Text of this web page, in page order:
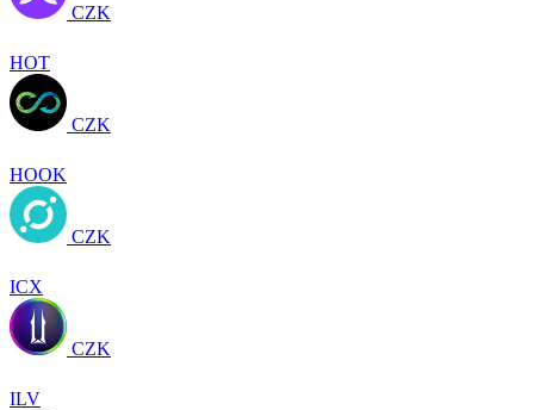
CZK
HOT
CZK
HOOK
CZK
ICX
CZK
ILV